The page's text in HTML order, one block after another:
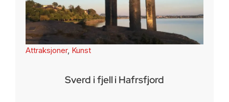
Attraksjoner, Kunst
Sverd i fjell i Hafrsfjord